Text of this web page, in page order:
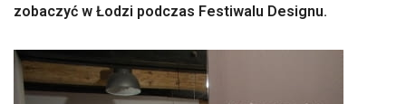
zobaczyć w Łodzi podczas Festiwalu Designu.